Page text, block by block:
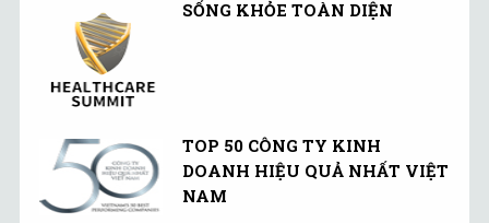
SỐNG KHỎE TOÀN DIỆN
TOP 50 CÔNG TY KINH
DOANH HIỆU QUẢ NHẤT VIỆT
NAM